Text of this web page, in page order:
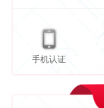
手机认证